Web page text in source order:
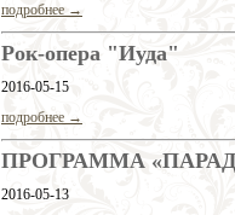
подробнее →
Рок-опера "Иуда"
2016-05-15
подробнее →
ПРОГРАММА
2016-05-13